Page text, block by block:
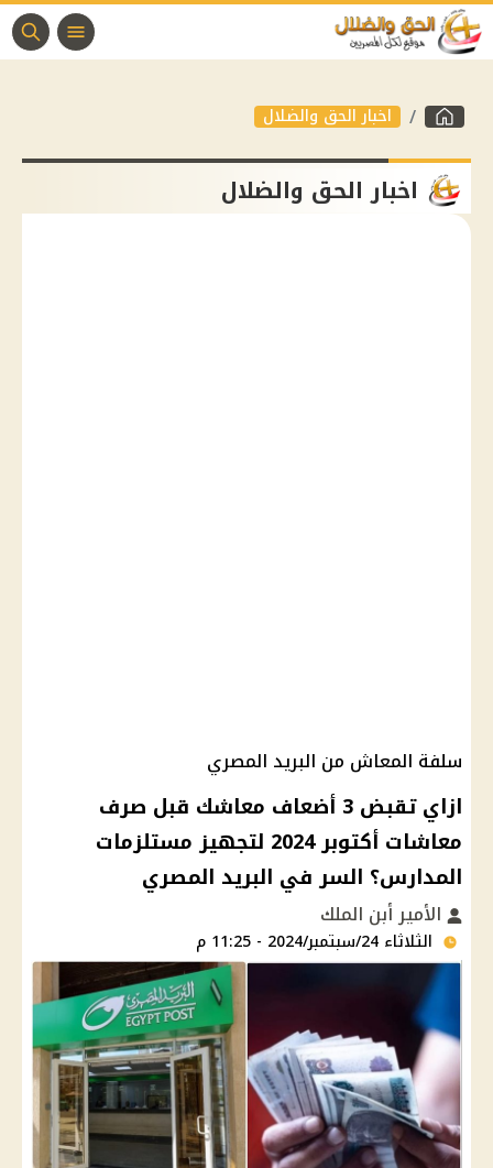
اخبار الحق والضلال
اخبار الحق والضلال
سلفة المعاش من البريد المصري
ازاي تقبض 3 أضعاف معاشك قبل صرف
معاشات أكتوبر 2024 لتجهيز مستلزمات
المدارس؟ السر في البريد المصري
الأمير أبن الملك
الثلاثاء 24/سبتمبر/2024 - 11:25 م